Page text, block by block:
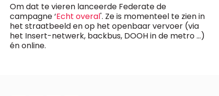
Om dat te vieren lanceerde Federate de
campagne ‘Echt overal'. Ze is momenteel te zien in
het straatbeeld en op het openbaar vervoer (via
het Insert-netwerk, backbus, DOOH in de metro …)
én online.
Vragen ?